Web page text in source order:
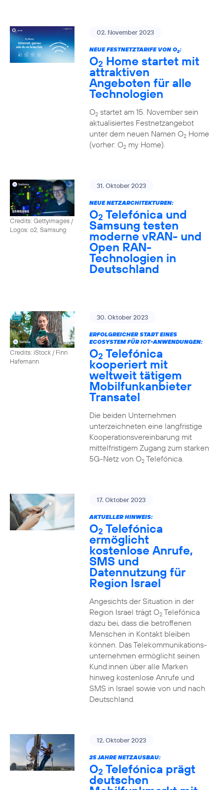
02. November 2023
NEUE FESTNETZTARIFE VON O2:
O2 Home startet mit
attraktiven
Angeboten für alle
Technologien
O2startet am 15. November sein
aktualisiertes Festnetzangebot
unter dem neuen Namen O2Home
(vorher: O2my Home).
Credits: Gettyimages /
Logos: o2, Samsung
31. Oktober 2023
NEUE NETZARCHITEKTUREN:
O2 Telefónica und
Samsung testen
moderne vRAN- und
Open RAN-
Technologien in
Deutschland
Credits: iStock / Finn
Hafemann
30. Oktober 2023
ERFOLGREICHER START EINES
ECOSYSTEM FÜR IOT-ANWENDUNGEN:
O2 Telefónica
kooperiert mit
weltweit tätigem
Mobilfunkanbieter
Transatel
Die beiden Unternehmen
unterzeichneten eine langfristige
Kooperationsvereinbarung mit
mittelfristigem Zugang zum starken
5G-Netz von O2Telefónica.
17. Oktober 2023
AKTUELLER HINWEIS:
O2 Telefónica
ermöglicht
kostenlose Anrufe,
SMS und
Datennutzung für
Region Israel
Angesichts der Situation in der
Region Israel trägt O2Telefónica
dazu bei, dass die betroffenen
Menschen in Kontakt bleiben
können. Das Telekommunikations­
unternehmen ermöglicht seinen
Kund:innen über alle Marken
hinweg kostenlose Anrufe und
SMS in Israel sowie von und nach
Deutschland.
12. Oktober 2023
25 JAHRE NETZAUSBAU:
O2 Telefónica prägt
deutschen